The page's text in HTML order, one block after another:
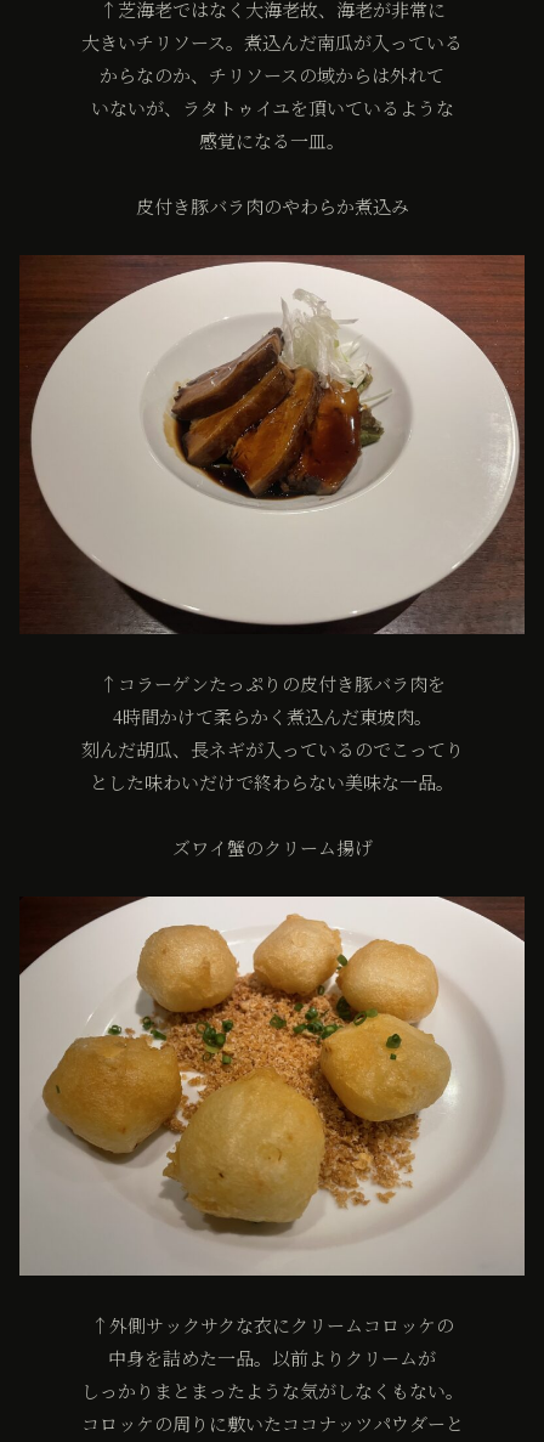
↑芝海老ではなく大海老故、海老が非常に
大きいチリソース。煮込んだ南瓜が入っている
からなのか、チリソースの域からは外れて
いないが、ラタトゥイユを頂いているような
感覚になる一皿。
皮付き豚バラ肉のやわらか煮込み
↑コラーゲンたっぷりの皮付き豚バラ肉を
4時間かけて柔らかく煮込んだ東坡肉。
刻んだ胡瓜、長ネギが入っているのでこってり
とした味わいだけで終わらない美味な一品。
ズワイ蟹のクリーム揚げ
↑外側サックサクな衣にクリームコロッケの
中身を詰めた一品。以前よりクリームが
しっかりまとまったような気がしなくもない。
コロッケの周りに敷いたココナッツパウダーと